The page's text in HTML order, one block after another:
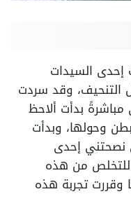
إحدى السيدات
التنحيف، وقد سردت
مباشرةً بدأت ألاحظ
وحولها، وبدأت
نصحتني إحدى
للتخلص من هذه
وقررت تجربة هذه